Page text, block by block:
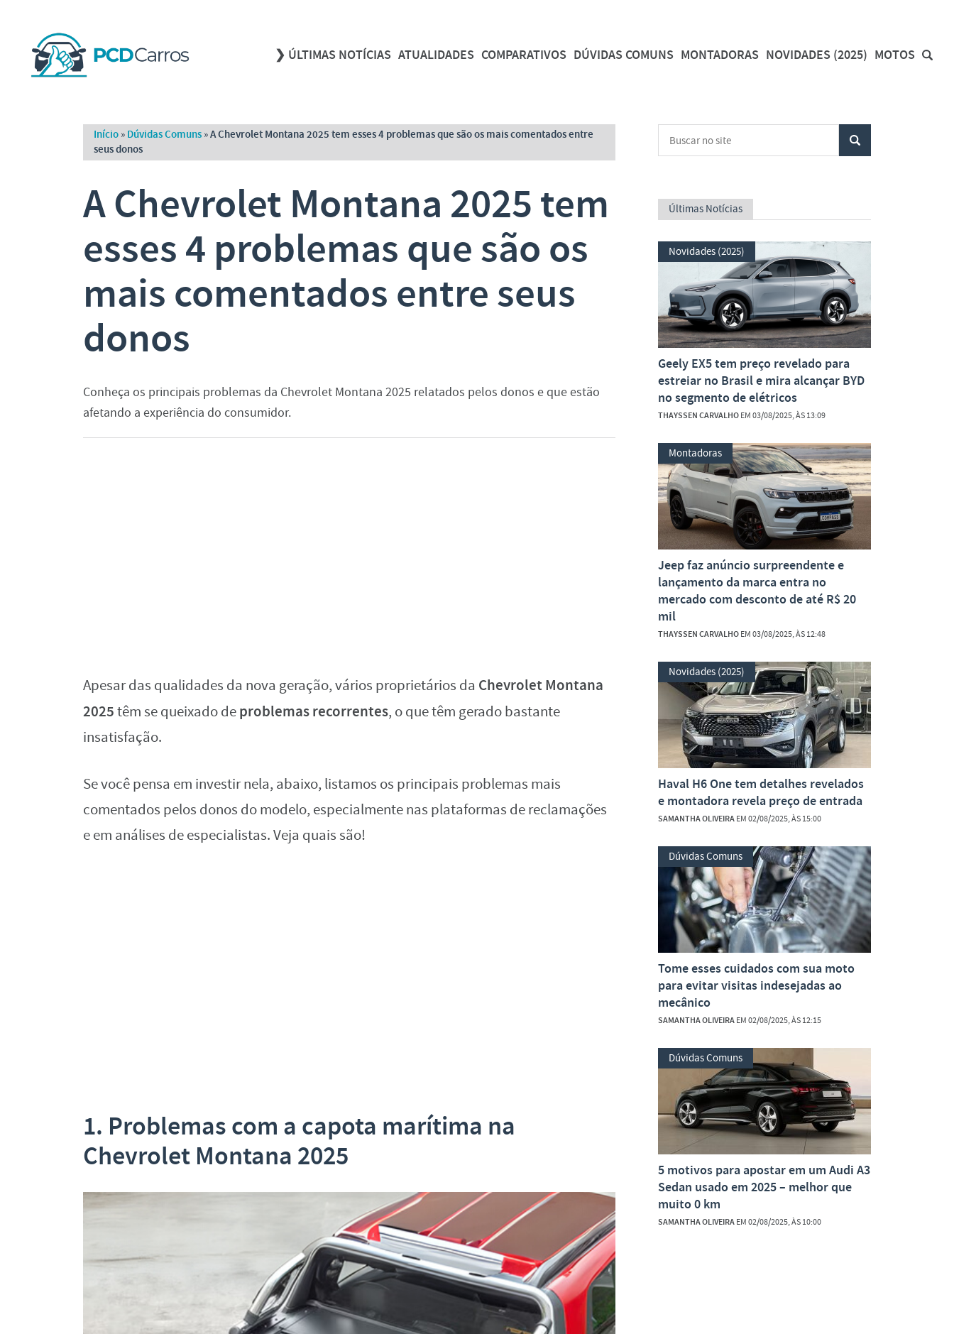
❯ ÚLTIMAS NOTÍCIAS ATUALIDADES COMPARATIVOS DÚVIDAS COMUNS MONTADORAS NOVIDADES (2025) MOTOS
Início » Dúvidas Comuns »A Chevrolet Montana 2025 tem esses 4 problemas que são os mais comentados entre
seus donos
A Chevrolet Montana 2025 tem
esses 4 problemas que são os
mais comentados entre seus
donos
Conheça os principais problemas da Chevrolet Montana 2025 relatados pelos donos e que estão
afetando a experiência do consumidor.
Apesar das qualidades da nova geração, vários proprietários da Chevrolet Montana
2025têm se queixado deproblemas recorrentes, o que têm gerado bastante
insatisfação.
Se você pensa em investir nela, abaixo, listamos os principais problemas mais
comentados pelos donos do modelo, especialmente nas plataformas de reclamações
e em análises de especialistas. Veja quais são!
1. Problemas com a capota marítima na
Chevrolet Montana 2025
Últimas Notícias
Novidades (2025)
Geely EX5 tem preço revelado para
estreiar no Brasil e mira alcançar BYD
no segmento de elétricos
THAYSSEN CARVALHOEM 03/08/2025, ÀS 13:09
Montadoras
Jeep faz anúncio surpreendente e
lançamento da marca entra no
mercado com desconto de até R$ 20
mil
THAYSSEN CARVALHOEM 03/08/2025, ÀS 12:48
Novidades (2025)
Haval H6 One tem detalhes revelados
e montadora revela preço de entrada
SAMANTHA OLIVEIRAEM 02/08/2025, ÀS 15:00
Dúvidas Comuns
Tome esses cuidados com sua moto
para evitar visitas indesejadas ao
mecânico
SAMANTHA OLIVEIRAEM 02/08/2025, ÀS 12:15
Dúvidas Comuns
5 motivos para apostar em um Audi A3
Sedan usado em 2025 – melhor que
muito 0 km
SAMANTHA OLIVEIRAEM 02/08/2025, ÀS 10:00